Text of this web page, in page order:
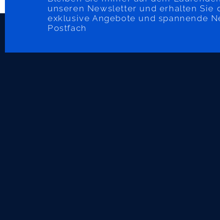
unseren Newsletter und erhalten Sie
exklusive Angebote und spannende
Postfach